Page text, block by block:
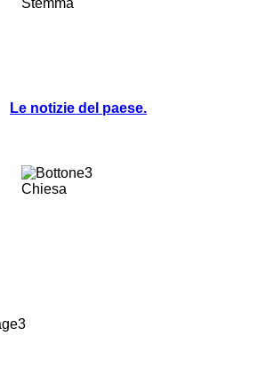
Le notizie del paese.